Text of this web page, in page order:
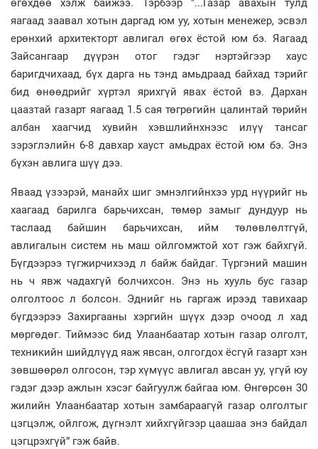
өгөхдөө хэлж байжээ. Тэрбээр "...Газар авахын тулд
яагаад заавал хотын даргад юм уу, хотын менежер, эсвэл
ерөнхий архитекторт авлигал өгөх ёстой юм бэ. Яагаад
Зайсангаар дүүрэн отог гэдэг нэртэйгээр хаус
баригдчихаад, бүх дарга нь тэнд амьдраад байхад тэрийг
бид өнөөдрийг хүртэл ярихгүй явах ёстой вэ. Дархан
цаазтай газарт яагаад 1.5 сая төгрөгийн цалинтай төрийн
албан хаагчид хувийн хэвшлийнхнээс илүү тансаг
зэрэглэлийн 6-8 давхар хауст амьдрах ёстой юм бэ. Энэ
бүхэн авлига шүү дээ.
Яваад үзээрэй, манайх шиг эмнэлгийнхээ урд нүүрийг нь
хаагаад барилга барьчихсан, төмөр замыг дундуур нь
таслаад байшин барьчихсан, ийм төлөвлөлтгүй,
авлигалын систем нь маш ойлгомжтой хот гэж байхгүй.
Бүгдээрээ түгжирчихээд л байж байдаг. Түргэний машин
нь ч явж чадахгүй болчихсон. Энэ нь хууль бус газар
олголтоос л болсон. Эднийг нь гаргаж ирээд тавихаар
бүгдээрээ Захиргааны хэргийн шүүх дээр очоод л хад
мөргөдөг. Тиймээс бид Улаанбаатар хотын газар олголт,
техникийн шийдлүүд яаж явсан, олгогдох ёсгүй газарт хэн
зөвшөөрөл олгосон, тэр хүмүүс авлигал авсан уу, үгүй юу
гэдэг дээр ажлын хэсэг байгуулж байгаа юм. Өнгөрсөн 30
жилийн Улаанбаатар хотын замбараагүй газар олголтыг
цэгцэлж, ойлгож, дүгнэлт хийхгүйгээр цаашаа энэ байдал
цэгцрэхгүй” гэж байв.